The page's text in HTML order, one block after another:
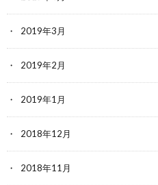
2019年3月
2019年2月
2019年1月
2018年12月
2018年11月